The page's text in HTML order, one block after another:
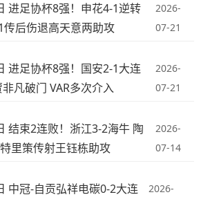
进足协杯8强！申花4-1逆转
传后伤退高天意两助攻
2026-
07-21
进足协杯8强！国安2-1大连
凡破门 VAR多次介入
2026-
07-21
结束2连败！浙江3-2海牛 陶
里策传射王钰栋助攻
2026-
07-14
中冠-自贡弘祥电碳0-2大连
2026-